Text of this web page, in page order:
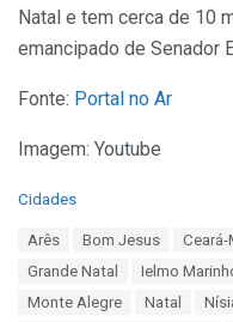
Natal e tem cerca de 10
emancipado de Senador
Fonte: Portal no Ar
Imagem: Youtube
C
Cidades
Arês Bom Jesus Ceará-
Grande Natal
Ielmo
Monte Alegre
Natal